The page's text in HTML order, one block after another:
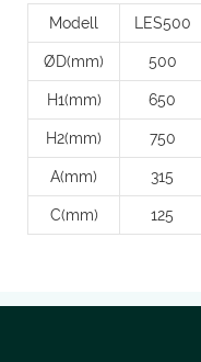
Modell LES500
ØD(mm) 500
H1(mm) 650
H2(mm) 750
A(mm) 315
C(mm) 125